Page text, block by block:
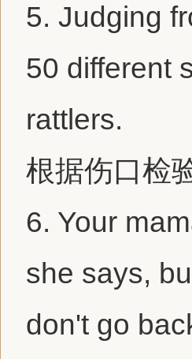
5. Judging
50 different
rattlers.
根据伤口检
6. Your
she says,
don't go